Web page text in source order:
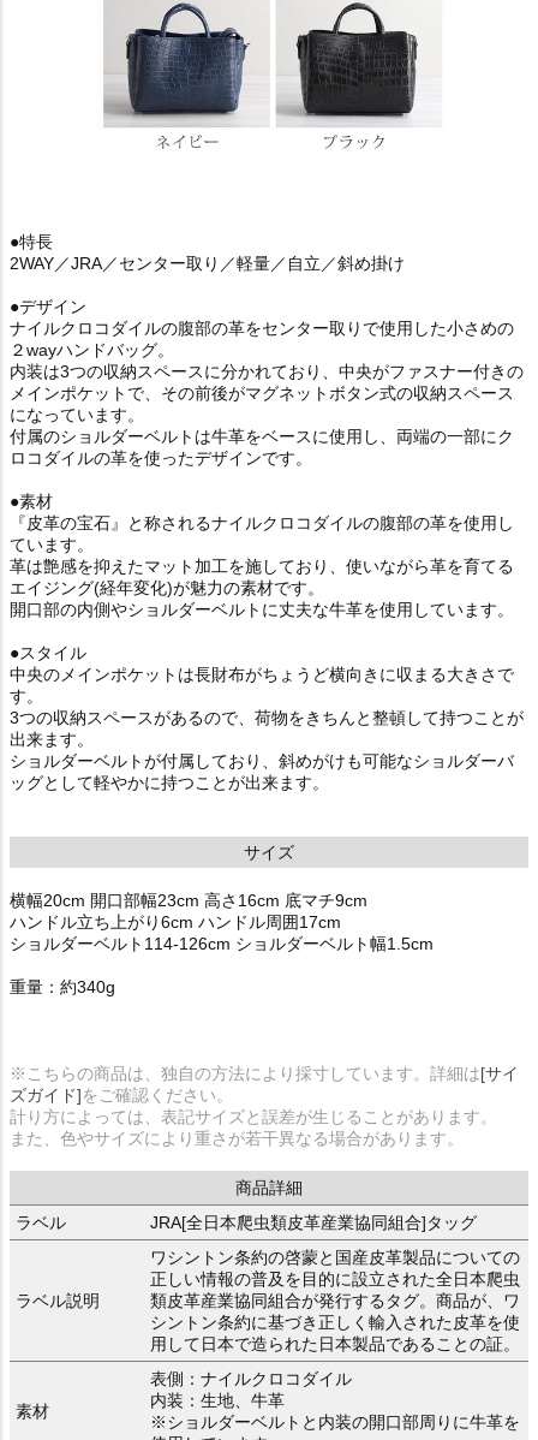
●特長
2WAY／JRA／センター取り／軽量／自立／斜め掛け
●デザイン
ナイルクロコダイルの腹部の革をセンター取りで使用した小さめの
２wayハンドバッグ。
内装は3つの収納スペースに分かれており、中央がファスナー付きの
メインポケットで、その前後がマグネットボタン式の収納スペース
になっています。
付属のショルダーベルトは牛革をベースに使用し、両端の一部にク
ロコダイルの革を使ったデザインです。
●素材
『皮革の宝石』と称されるナイルクロコダイルの腹部の革を使用し
ています。
革は艶感を抑えたマット加工を施しており、使いながら革を育てる
エイジング(経年変化)が魅力の素材です。
開口部の内側やショルダーベルトに丈夫な牛革を使用しています。
●スタイル
中央のメインポケットは長財布がちょうど横向きに収まる大きさで
す。
3つの収納スペースがあるので、荷物をきちんと整頓して持つことが
出来ます。
ショルダーベルトが付属しており、斜めがけも可能なショルダーバ
ッグとして軽やかに持つことが出来ます。
サイズ
横幅20cm 開口部幅23cm 高さ16cm 底マチ9cm
ハンドル立ち上がり6cm ハンドル周囲17cm
ショルダーベルト114-126cm ショルダーベルト幅1.5cm
重量：約340g
※こちらの商品は、独自の方法により採寸しています。詳細は[サイ
ズガイド]をご確認ください。
計り方によっては、表記サイズと誤差が生じることがあります。
また、色やサイズにより重さが若干異なる場合があります。
商品詳細
ラベル
JRA[全日本爬虫類皮革産業協同組合]タッグ
ラベル説明
ワシントン条約の啓蒙と国産皮革製品についての
正しい情報の普及を目的に設立された全日本爬虫
類皮革産業協同組合が発行するタグ。商品が、ワ
シントン条約に基づき正しく輸入された皮革を使
用して日本で造られた日本製品であることの証。
素材
表側：ナイルクロコダイル
内装：生地、牛革
※ショルダーベルトと内装の開口部周りに牛革を